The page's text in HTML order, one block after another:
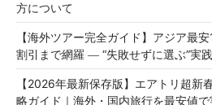
方について
【海外ツアー完全ガイド】アジア最
割引まで網羅 ― “失敗せずに選ぶ”実
【2026年最新保存版】エアトリ超新
略ガイド｜海外・国内旅行を最安値